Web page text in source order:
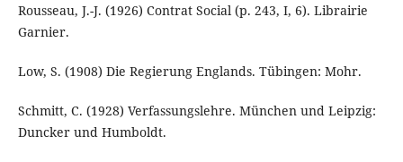
Rousseau, J.-J. (1926) Contrat Social (p. 243, I, 6). Librairie
Garnier.
Low, S. (1908) Die Regierung Englands. Tübingen: Mohr.
Schmitt, C. (1928) Verfassungslehre. München und Leipzig:
Duncker und Humboldt.